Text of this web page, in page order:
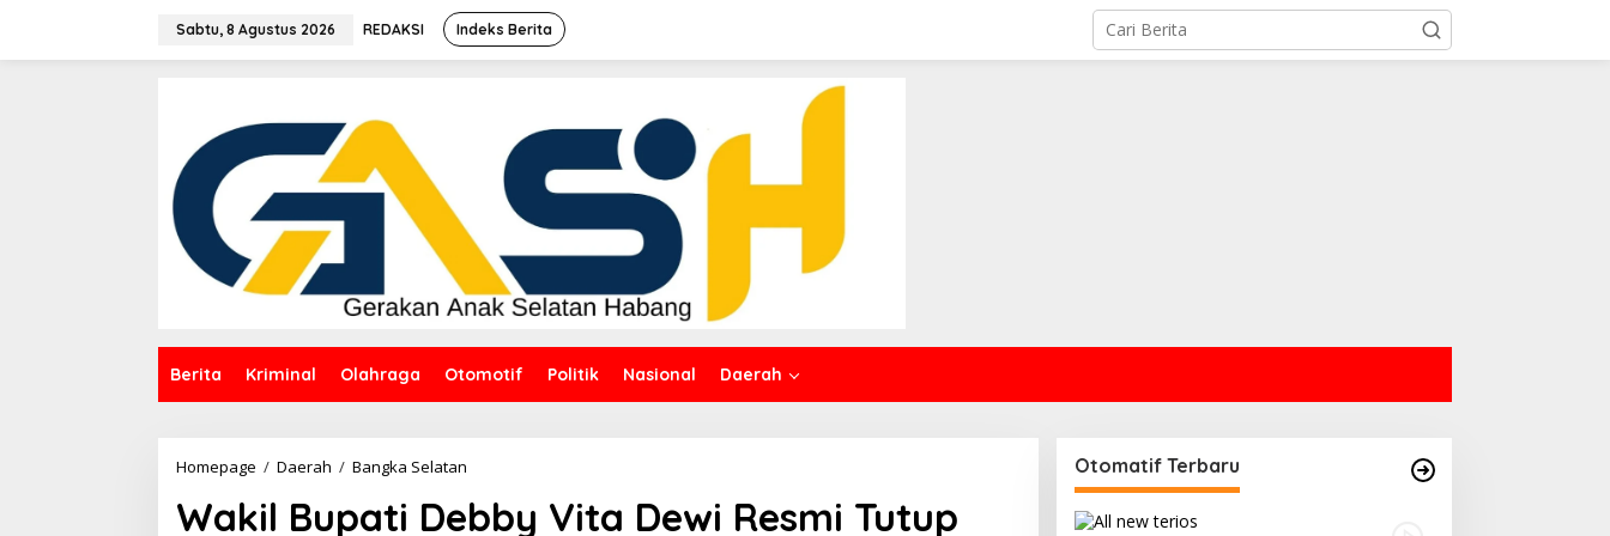
Sabtu, 8 Agustus 2026 REDAKSI Indeks Berita
Berita Kriminal Olahraga Otomotif Politik Nasional Daerah
Homepage / Daerah / Bangka Selatan
Debby
Vita
Wakil Bupati Debby Vita Dewi Resmi Tutup
Otomatif Terbaru